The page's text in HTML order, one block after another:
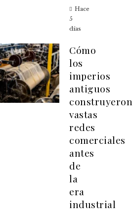
Hace
5
días
Cómo
los
imperios
antiguos
construyeron
vastas
redes
comerciales
antes
de
la
era
industrial